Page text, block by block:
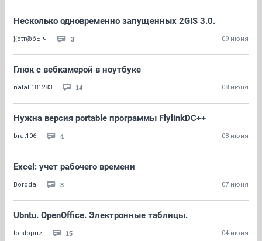
Несколько одновременно запущенных 2GIS 3.0.
}{otт@бЬlч 3 09 июня
Глюк с вебкамерой в ноутбуке
natali181283 14 08 июня
Нужна версия portable программы FlylinkDC++
brat106 4 08 июня
Excel: учет рабочего времени
Boroda 3 07 июня
Ubntu. OpenOffice. Электронные таблицы.
tolstopuz 15 04 июня